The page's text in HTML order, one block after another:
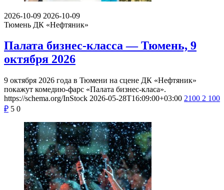
2026-10-09 2026-10-09
Тюмень ДК «Нефтяник»
Палата бизнес-класса — Тюмень, 9
октября 2026
9 октября 2026 года в Тюмени на сцене ДК «Нефтяник»
покажут комедию-фарс «Палата бизнес-класа».
https://schema.org/InStock 2026-05-28T16:09:00+03:00 2100 2 100
₽ 5 0